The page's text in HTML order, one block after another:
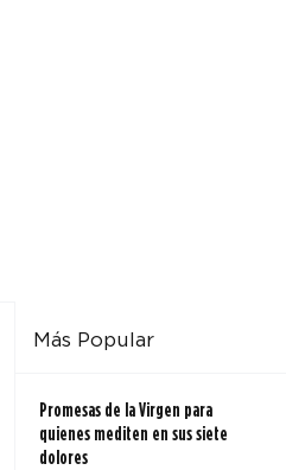
Más Popular
Promesas de la Virgen para
quienes mediten en sus siete
dolores